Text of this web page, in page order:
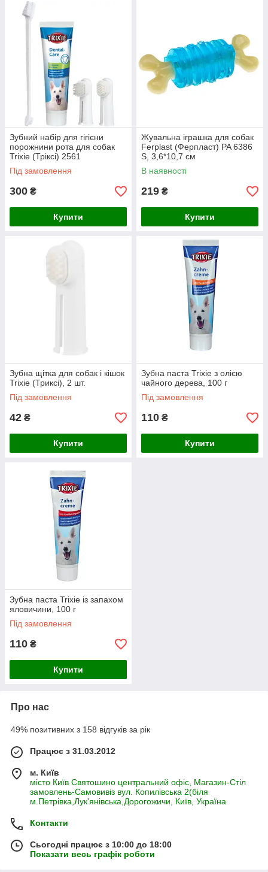
Зубний набір для гігієни
порожнини рота для собак
Trixie (Тріксі) 2561
Під замовлення
300 ₴
Купити
Жувальна іграшка для собак
Ferplast (Ферпласт) PA 6386
S, 3,6*10,7 см
В наявності
219 ₴
Купити
Зубна щітка для собак і кішок
Trixie (Триксі), 2 шт.
Під замовлення
42 ₴
Купити
Зубна паста Trixie з олією
чайного дерева, 100 г
Під замовлення
110 ₴
Купити
Зубна паста Trixie із запахом
яловичини, 100 г
Під замовлення
110 ₴
Купити
Про нас
49% позитивних з 158 відгуків за рік
Працює з 31.03.2012
м. Київ
місто Київ Святошино центральний офіс, Магазин-Стіл
замовлень-Самовивіз вул. Копилівська 2(біля
м.Петрівка,Лук'янівська,Дорогожичи, Київ, Україна
Контакти
Сьогодні працює з 10:00 до 18:00
Показати весь графік роботи